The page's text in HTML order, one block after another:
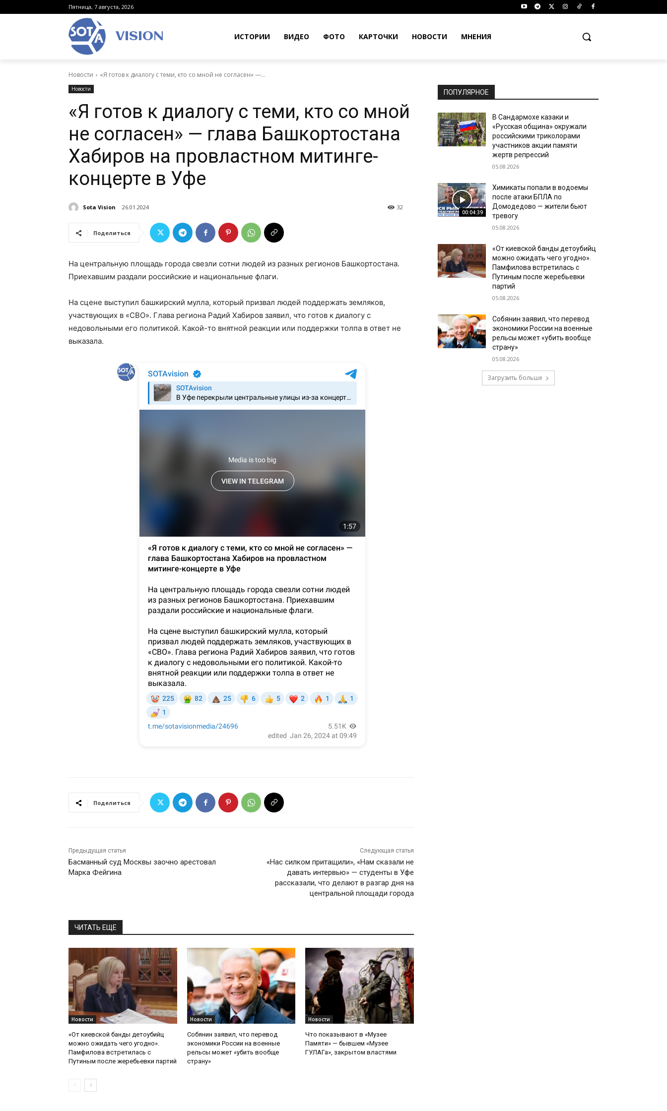
Пятница, 7 августа, 2026
VISION ИСТОРИИ ВИДЕО ФОТО КАРТОЧКИ НОВОСТИ МНЕНИЯ
Новости «Я готов к диалогу с теми, кто со мной не согласен» —...
Новости
«Я готов к диалогу с теми, кто со мной
не согласен» — глава Башкортостана
Хабиров на провластном митинге-
концерте в Уфе
Sota Vision 26.01.2024 32
Поделиться
На центральную площадь города свезли сотни людей из разных регионов Башкортостана.
Приехавшим раздали российские и национальные флаги.
На сцене выступил башкирский мулла, который призвал людей поддержать земляков,
участвующих в «СВО». Глава региона Радий Хабиров заявил, что готов к диалогу с
недовольными его политикой. Какой-то внятной реакции или поддержки толпа в ответ не
выказала.
Поделиться
Предыдущая статья
Басманный суд Москвы заочно арестовал
Марка Фейгина
Следующая статья
«Нас силком притащили», «Нам сказали не
давать интервью» — студенты в Уфе
рассказали, что делают в разгар дня на
центральной площади города
ЧИТАТЬ ЕЩЕ
Новости
«От киевской банды детоубийц
можно ожидать чего угодно».
Памфилова встретилась с
Путиным после жеребьевки партий
Новости
Собянин заявил, что перевод
экономики России на военные
рельсы может «убить вообще
страну»
Новости
Что показывают в «Музее
Памяти» — бывшем «Музее
ГУЛАГа», закрытом властями
ПОПУЛЯРНОЕ
В Сандармохе казаки и
«Русская община» окружали
российскими триколорами
участников акции памяти
жертв репрессий
05.08.2026
00:04:39
Химикаты попали в водоемы
после атаки БПЛА по
Домодедово — жители бьют
тревогу
05.08.2026
«От киевской банды детоубийц
можно ожидать чего угодно».
Памфилова встретилась с
Путиным после жеребьевки
партий
05.08.2026
Собянин заявил, что перевод
экономики России на военные
рельсы может «убить вообще
страну»
05.08.2026
Загрузить больше